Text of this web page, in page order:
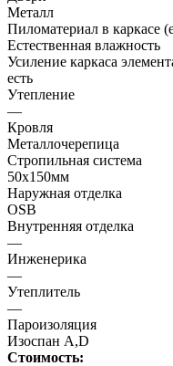
Металл
Пиломатериал в каркасе
Естественная влажность
Усиление каркаса
есть
Утепление
—
Кровля
Металлочерепица
Стропильная система
50х150мм
Наружная отделка
OSB
Внутренняя отделка
—
Инженерика
—
Утеплитель
—
Пароизоляция
Изоспан A,D
Стоимость: